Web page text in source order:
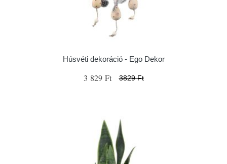
Húsvéti dekoráció - Ego Dekor
3 829 Ft 3829 Ft